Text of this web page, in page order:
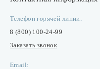
Телефон горячей линии:
8 (800) 100-24-99
Заказать звонок
Email: